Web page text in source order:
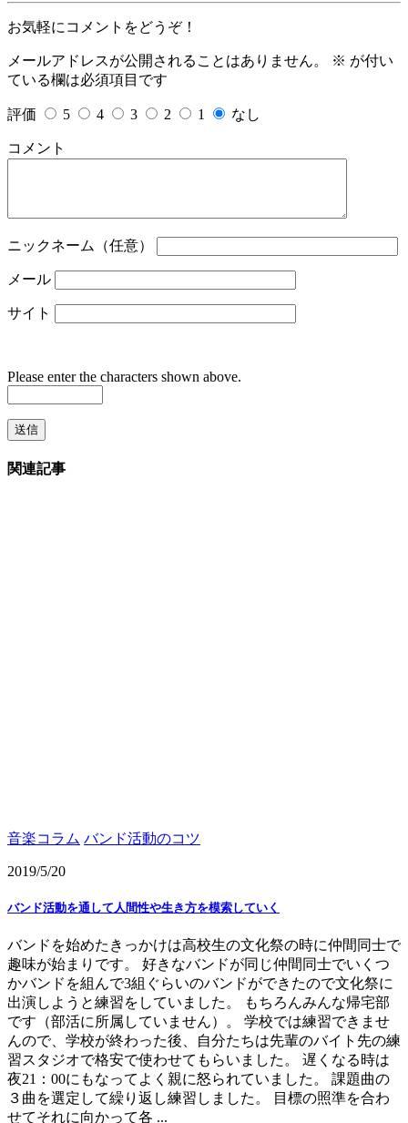
お気軽にコメントをどうぞ！
メールアドレスが公開されることはありません。 ※ が付い
ている欄は必須項目です
評価 5 4 3 2 1 なし
コメント
ニックネーム（任意）
メール
サイト
Please enter the characters shown above.
関連記事
音楽コラム バンド活動のコツ
2019/5/20
バンド活動を通して人間性や生き方を模索していく
バンドを始めたきっかけは高校生の文化祭の時に仲間同士で
趣味が始まりです。 好きなバンドが同じ仲間同士でいくつ
かバンドを組んで3組ぐらいのバンドができたので文化祭に
出演しようと練習をしていました。 もちろんみんな帰宅部
です（部活に所属していません）。 学校では練習できませ
んので、学校が終わった後、自分たちは先輩のバイト先の練
習スタジオで格安で使わせてもらいました。 遅くなる時は
夜21：00にもなってよく親に怒られていました。 課題曲の
３曲を選定して繰り返し練習しました。 目標の照準を合わ
せてそれに向かって各 ...